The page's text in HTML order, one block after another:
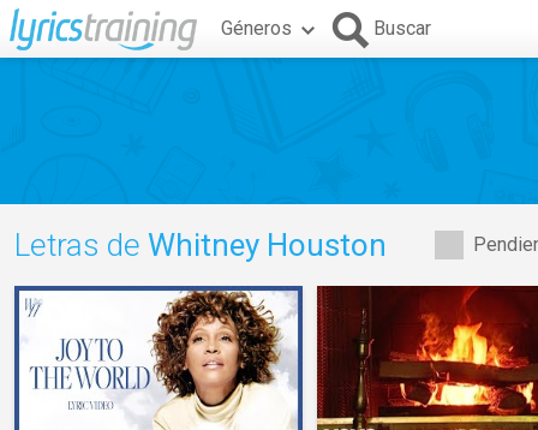
Géneros Buscar
Letras de Whitney Houston